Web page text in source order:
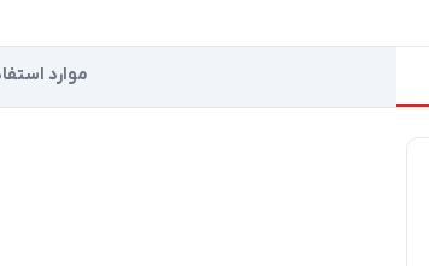
موارد